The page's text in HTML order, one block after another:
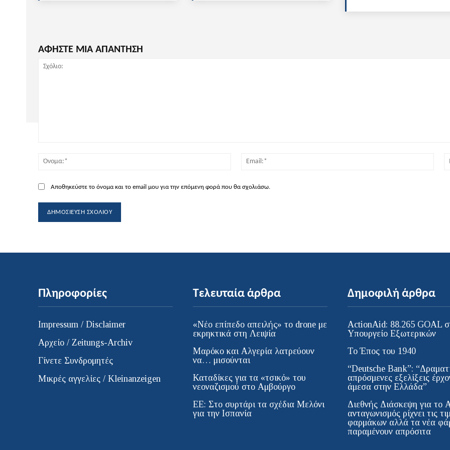
ΑΦΗΣΤΕ ΜΙΑ ΑΠΑΝΤΗΣΗ
Όνομα:*
Αποθηκεύστε το όνομα και το email μου για την επόμενη φορά που θα σχολιάσω.
Πληροφορίες
Impressum / Disclaimer
Αρχείο / Zeitungs-Archiv
Γίνετε Συνδρομητές
Μικρές αγγελίες / Kleinanzeigen
Τελευταία άρθρα
«Νέο επίπεδο απειλής» το drone με
εκρηκτικά στη Λειψία
Μαρόκο και Αλγερία λατρεύουν
να… μισούνται
Καταδίκες για τα «τσικό» του
νεοναζισμού στο Αμβούργο
ΕΕ: Στο συρτάρι τα σχέδια Μελόνι
για την Ισπανία
Δημοφιλή άρθρα
ActionAid: 88.265 GOAL
Υπουργείο Εξωτερικών
Το Έπος του 1940
“Deutsche Bank”:
απρόσμενες εξελίξεις
άμεσα στην Ελλάδα”
Διεθνής Διάσκεψη για το
ανταγωνισμός ρίχνει τις
φαρμάκων αλλά τα νέα
παραμένουν απρόσιτα